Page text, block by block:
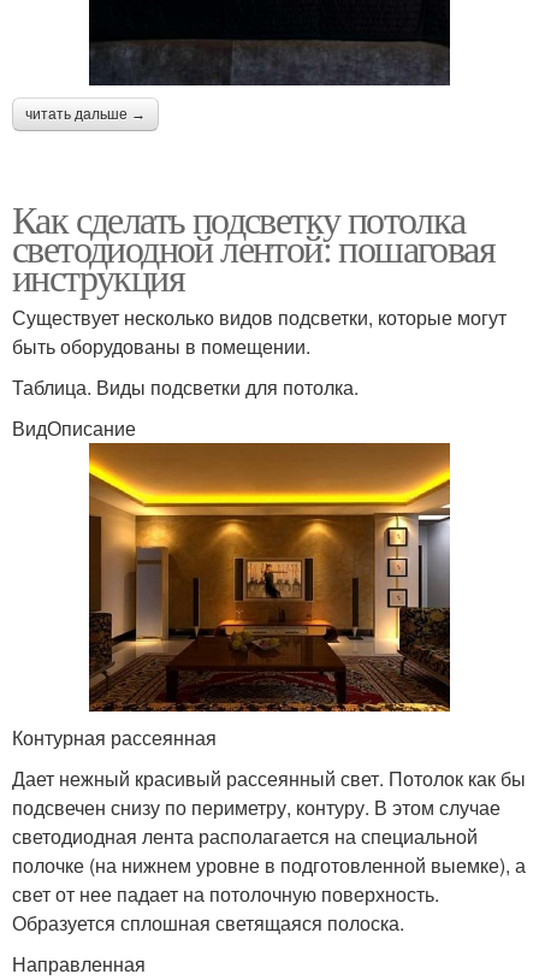
читать дальше →
Как сделать подсветку потолка
светодиодной лентой: пошаговая
инструкция
Существует несколько видов подсветки, которые могут
быть оборудованы в помещении.
Таблица. Виды подсветки для потолка.
ВидОписание
Контурная рассеянная
Дает нежный красивый рассеянный свет. Потолок как бы
подсвечен снизу по периметру, контуру. В этом случае
светодиодная лента располагается на специальной
полочке (на нижнем уровне в подготовленной выемке), а
свет от нее падает на потолочную поверхность.
Образуется сплошная светящаяся полоска.
Направленная